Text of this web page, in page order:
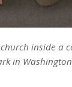
inside a
in